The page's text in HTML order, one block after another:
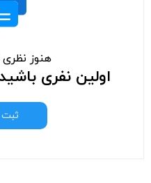
هنوز
اولین نفری
ثبت